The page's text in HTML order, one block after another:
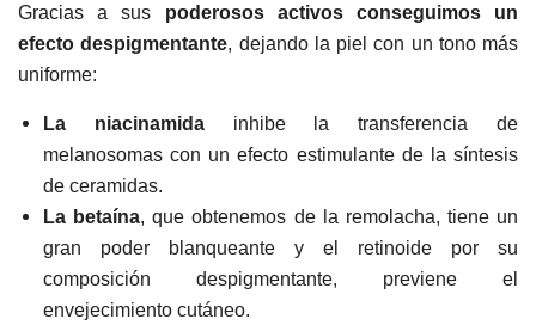
Gracias a sus poderosos activos conseguimos un
efecto despigmentante, dejando la piel con un tono más
uniforme:
La niacinamidainhibe la transferencia de
melanosomas con un efecto estimulante de la síntesis
de ceramidas.
La betaína, queobtenemos de la remolacha, tiene un
gran poder blanqueante y el retinoide por su
composición despigmentante, previene el
envejecimiento cutáneo.